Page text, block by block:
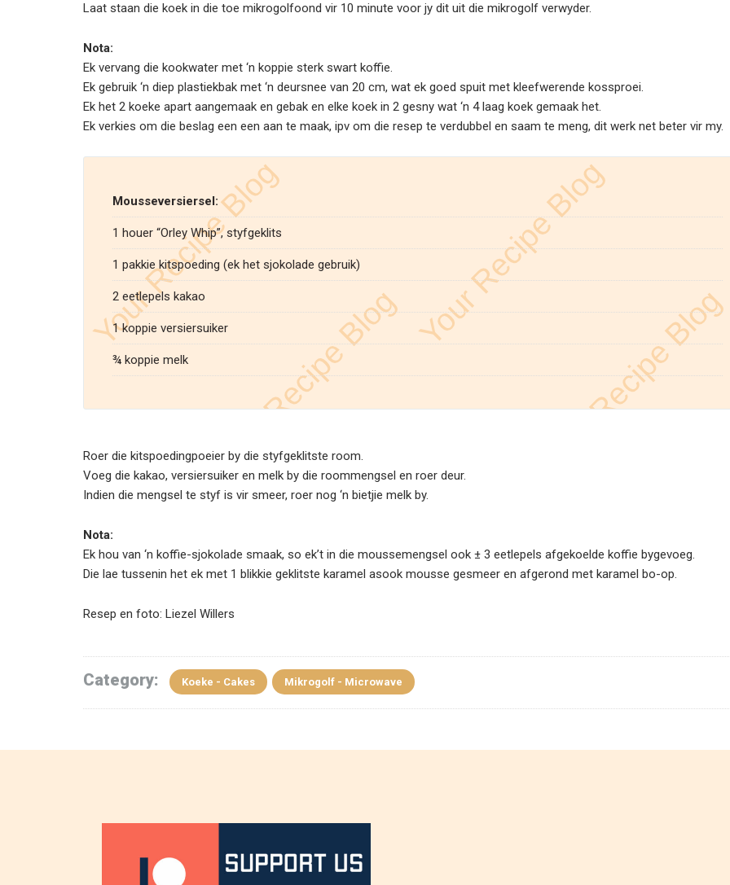
Laat staan die koek in die toe mikrogolfoond vir 10 minute voor jy dit uit die mikrogolf verwyder.
Nota:
Ek vervang die kookwater met ‘n koppie sterk swart koffie.
Ek gebruik ‘n diep plastiekbak met ‘n deursnee van 20 cm, wat ek goed spuit met kleefwerende kossproei.
Ek het 2 koeke apart aangemaak en gebak en elke koek in 2 gesny wat ‘n 4 laag koek gemaak het.
Ek verkies om die beslag een een aan te maak, ipv om die resep te verdubbel en saam te meng, dit werk net beter vir my.
Mousseversiersel:
1 houer “Orley Whip”, styfgeklits
1 pakkie kitspoeding (ek het sjokolade gebruik)
2 eetlepels kakao
1 koppie versiersuiker
¾ koppie melk
Roer die kitspoedingpoeier by die styfgeklitste room.
Voeg die kakao, versiersuiker en melk by die roommengsel en roer deur.
Indien die mengsel te styf is vir smeer, roer nog ‘n bietjie melk by.
Nota:
Ek hou van ‘n koffie-sjokolade smaak, so ek’t in die moussemengsel ook ± 3 eetlepels afgekoelde koffie bygevoeg.
Die lae tussenin het ek met 1 blikkie geklitste karamel asook mousse gesmeer en afgerond met karamel bo-op.
Resep en foto: Liezel Willers
Category: Koeke - Cakes Mikrogolf - Microwave